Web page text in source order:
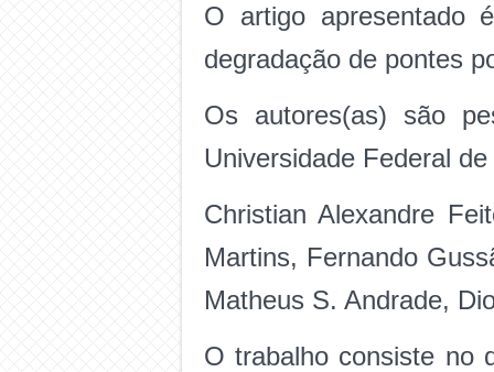
O artigo apresentado
degradação de pontes
Os autores(as) são
Universidade Federal
Christian Alexandre
Martins, Fernando
Matheus S. Andrade,
O trabalho consiste no